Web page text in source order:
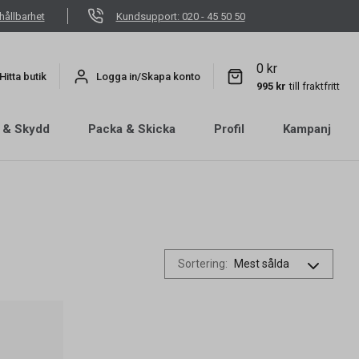
Kundsupport: 020 - 45 50 50
Hitta butik Logga in/Skapa konto
0 kr
995 kr till fraktfritt
Skydd Packa & Skicka Profil Kampanj
Sortering: